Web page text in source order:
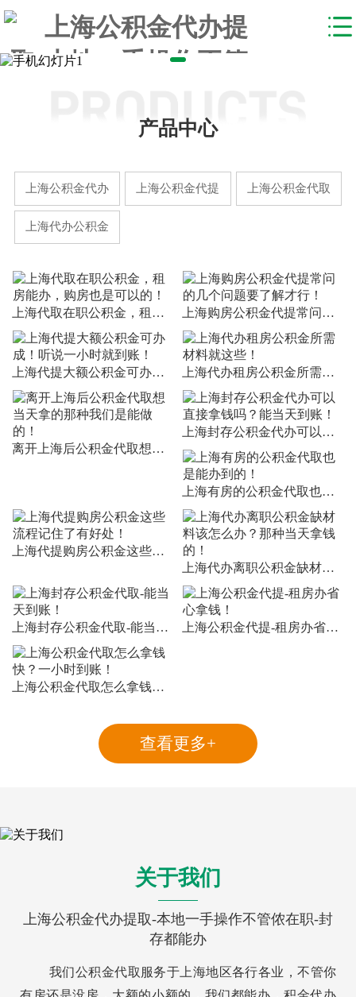
产品中心
上海公积金代办 上海公积金代提 上海公积金代取
上海代办公积金
上海代取在职公积金，租房能办，购房也是可以的！ 上海购房公积金代提常问的几个问题要了解才行！
上海代提大额公积金可办成！听说一小时就到账！ 上海代办租房公积金所需材料就这些！
离开上海后公积金代取想当天拿的那种我们是能做的！
上海封存公积金代办可以直接拿钱吗？能当天到账！
上海有房的公积金代取也是能办到的！
上海代提购房公积金这些流程记住了有好处！
上海代办离职公积金缺材料该怎么办？那种当天拿钱的！
上海封存公积金代取-能当天到账！ 上海公积金代提-租房办省心拿钱！
上海公积金代取怎么拿钱快？一小时到账！
查看更多+
关于我们
上海公积金代办提取-本地一手操作不管侬在职-封
存都能办
我们公积金代取服务于上海地区各行各业，不管你